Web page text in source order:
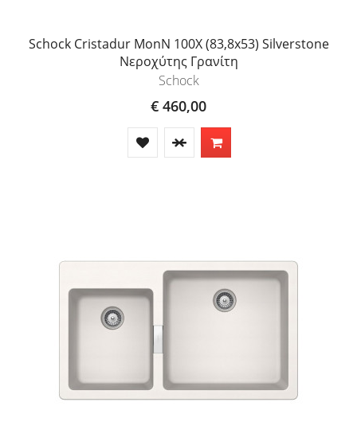
Schock Cristadur MonN 100X (83,8x53) Silverstone
Νεροχύτης Γρανίτη
Schock
€ 460,00